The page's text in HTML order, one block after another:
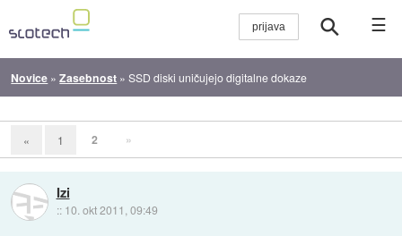
☰
Novice »Zasebnost »SSD diski uničujejo digitalne dokaze
« 1 2 »
Izi
:: 10. okt 2011, 09:49